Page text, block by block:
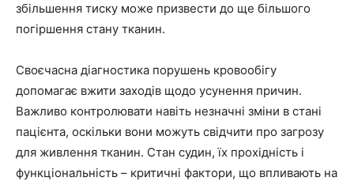
збільшення тиску може призвести до ще більшого
погіршення стану тканин.
Своєчасна діагностика порушень кровообігу
допомагає вжити заходів щодо усунення причин.
Важливо контролювати навіть незначні зміни в стані
пацієнта, оскільки вони можуть свідчити про загрозу
для живлення тканин. Стан судин, їх прохідність і
функціональність – критичні фактори, що впливають на